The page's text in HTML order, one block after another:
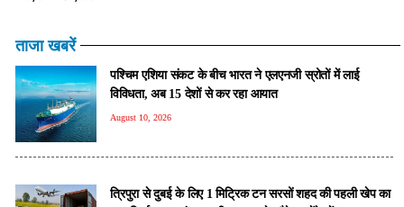
ताजा खबरें
पश्चिम एशिया संकट के बीच भारत ने एलएनजी स्रोतों में लाई
विविधता, अब 15 देशों से कर रहा आयात
August 10, 2026
त्रिपुरा से दुबई के लिए 1 मिट्रिक टन सरसों शहद की पहली खेप का